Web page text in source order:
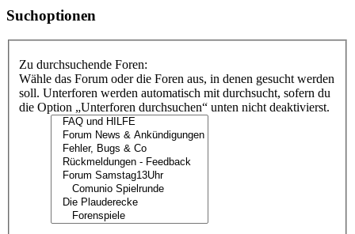
Suchoptionen
Zu durchsuchende Foren:
Wähle das Forum oder die Foren aus, in denen gesucht werden
soll. Unterforen werden automatisch mit durchsucht, sofern du
die Option „Unterforen durchsuchen“ unten nicht deaktivierst.